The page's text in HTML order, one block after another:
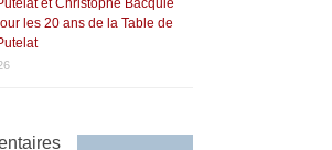
et Christophe Bacquié
les 20 ans de la Table de